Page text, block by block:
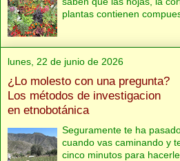
plantas contienen
lunes, 22 de junio de 2026
¿Lo molesto con una pregunta?
Los métodos de investigacion
en etnobotánica
Seguramente te ha
cuando vas caminando y
cinco minutos para